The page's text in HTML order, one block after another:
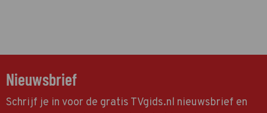
Nieuwsbrief
Schrijf je in voor de gratis TVgids.nl nieuwsbrief en